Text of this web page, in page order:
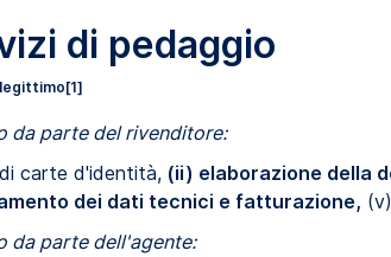
di pedaggio
[1]
da parte del rivenditore:
carte d'identità, (ii) elaborazione della
dei dati tecnici e fatturazione,
da parte dell'agente: